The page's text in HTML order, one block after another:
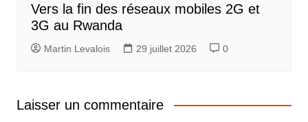
Vers la fin des réseaux mobiles 2G et
3G au Rwanda
Martin Levalois 29 juillet 2026 0
Laisser un commentaire